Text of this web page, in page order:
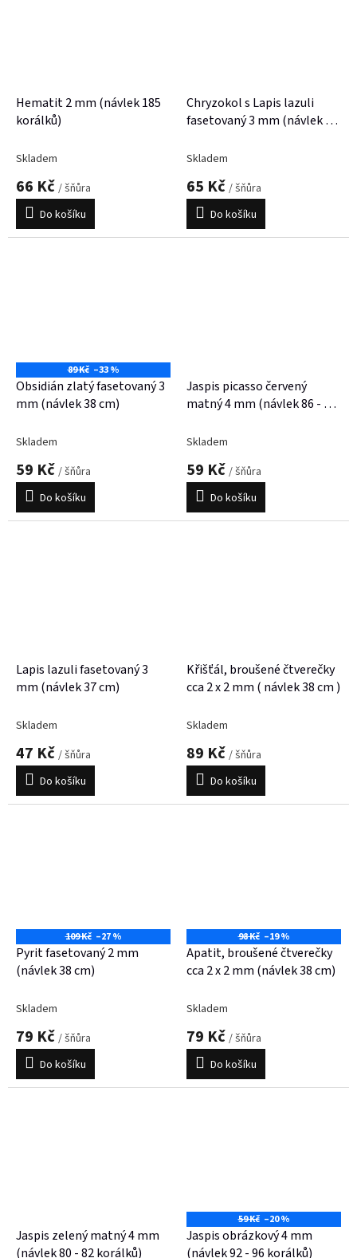
Hematit 2 mm (návlek 185
korálků)
Skladem
66 Kč / šňůra
Do košíku
Chryzokol s Lapis lazuli
fasetovaný 3 mm (návlek 37
Skladem
65 Kč / šňůra
Do košíku
89 Kč –33 %
Obsidián zlatý fasetovaný 3
mm (návlek 38 cm)
Skladem
59 Kč / šňůra
Do košíku
Jaspis picasso červený
matný 4 mm (návlek 86 - 88
Skladem
59 Kč / šňůra
Do košíku
Lapis lazuli fasetovaný 3
mm (návlek 37 cm)
Skladem
47 Kč / šňůra
Do košíku
Křišťál, broušené čtverečky
cca 2 x 2 mm ( návlek 38 cm )
Skladem
89 Kč / šňůra
Do košíku
109 Kč –27 %
Pyrit fasetovaný 2 mm
(návlek 38 cm)
Skladem
79 Kč / šňůra
Do košíku
98 Kč –19 %
Apatit, broušené čtverečky
cca 2 x 2 mm (návlek 38 cm)
Skladem
79 Kč / šňůra
Do košíku
Jaspis zelený matný 4 mm
(návlek 80 - 82 korálků)
59 Kč –20 %
Jaspis obrázkový 4 mm
(návlek 92 - 96 korálků)